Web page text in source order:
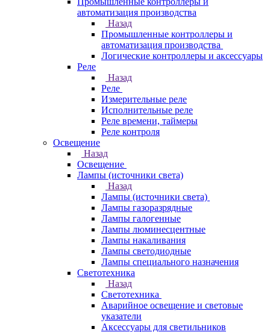
автоматизация производства
Назад
Промышленные контроллеры и
автоматизация производства
Логические контроллеры и аксессуары
Реле
Назад
Реле
Измерительные реле
Исполнительные реле
Реле времени, таймеры
Реле контроля
Освещение
Назад
Освещение
Лампы (источники света)
Назад
Лампы (источники света)
Лампы газоразрядные
Лампы галогенные
Лампы люминесцентные
Лампы накаливания
Лампы светодиодные
Лампы специального назначения
Светотехника
Назад
Светотехника
Аварийное освещение и световые
указатели
Аксессуары для светильников